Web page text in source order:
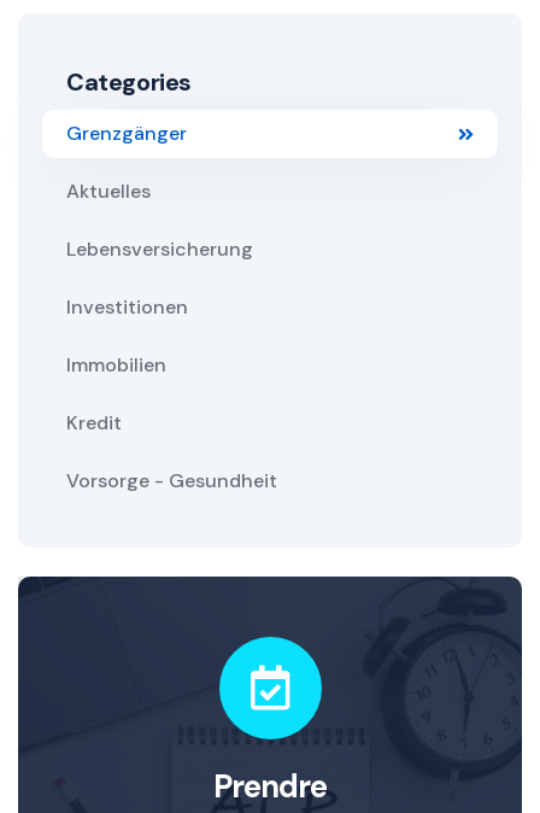
Categories
Grenzgänger
Aktuelles
Lebensversicherung
Investitionen
Immobilien
Kredit
Vorsorge - Gesundheit
Prendre